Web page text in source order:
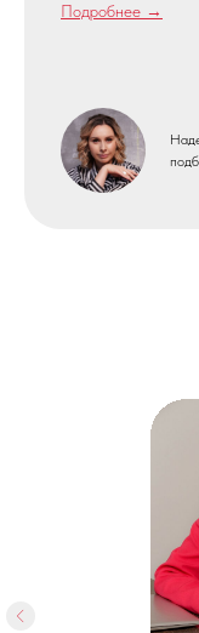
Подробнее →
проходите
платформе
вас открыт
ссылке в
Также вы
сейчас